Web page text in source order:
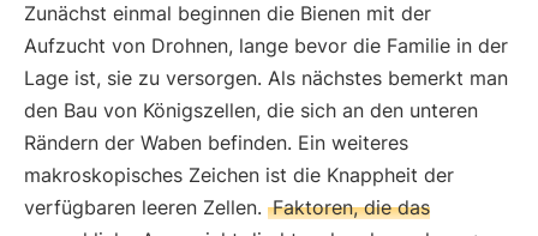
Zunächst einmal beginnen die Bienen mit der
Aufzucht von Drohnen, lange bevor die Familie in der
Lage ist, sie zu versorgen. Als nächstes bemerkt man
den Bau von Königszellen, die sich an den unteren
Rändern der Waben befinden. Ein weiteres
makroskopisches Zeichen ist die Knappheit der
verfügbaren leeren Zellen. Faktoren, die das